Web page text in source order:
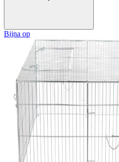
Bijna op